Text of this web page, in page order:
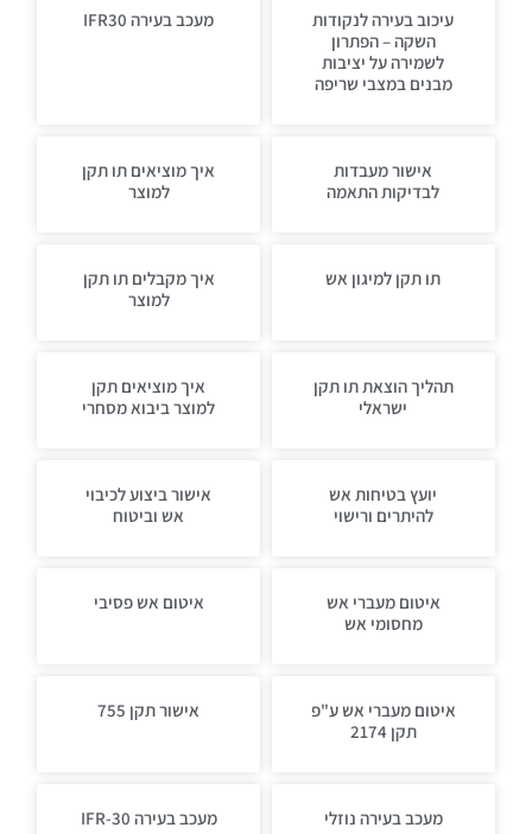
עיכוב בעירה לנקודות
השקה – הפתרון
לשמירה על יציבות
מבנים במצבי שריפה
מעכב בעירה IFR30
אישור מעבדות
לבדיקות התאמה
איך מוציאים תו תקן
למוצר
תו תקן למיגון אש
איך מקבלים תו תקן
למוצר
תהליך הוצאת תו תקן
ישראלי
איך מוציאים תקן
למוצר ביבוא מסחרי
יועץ בטיחות אש
להיתרים ורישוי
אישור ביצוע לכיבוי
אש וביטוח
איטום מעברי אש
מחסומי אש
איטום אש פסיבי
איטום מעברי אש ע"פ
תקן 2174
אישור תקן 755
מעכב בעירה נוזלי מעכב בעירה IFR-30